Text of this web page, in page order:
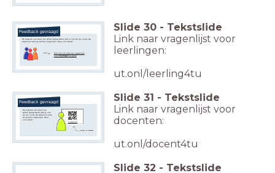
De makers van deze les willen graag weten wat je van de les vond. Ga
daarvoor naar de (korte) vragenlijst. Heel veel dank!
Feedback gevraagd
Klik hier om naar de vragenlijst
voorleerlingente gaan
Slide 30 - Tekstslide
Link naar vragenlijst voor
leerlingen:
ut.onl/leerling4tu
De makers van deze les
willen graag weten wat je van
de les vond. Ga daarvoor naar
de (korte) vragenlijst. Heel
veel dank!
Feedback gevraagd
Vragenlijst voordocenten
ut.onl/docent4tu
Slide 31 - Tekstslide
Link naar vragenlijst voor
docenten:
ut.onl/docent4tu
Slide 32 - Tekstslide